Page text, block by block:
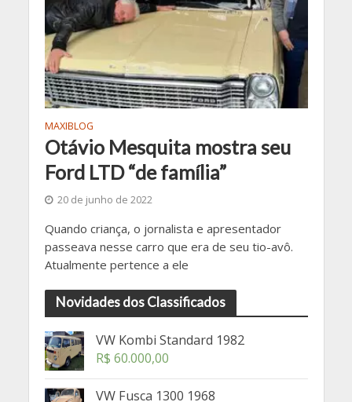
MAXIBLOG
Otávio Mesquita mostra seu
Ford LTD “de família”
20 de junho de 2022
Quando criança, o jornalista e apresentador
passeava nesse carro que era de seu tio-avô.
Atualmente pertence a ele
Novidades dos Classificados
VW Kombi Standard 1982
R$ 60.000,00
VW Fusca 1300 1968